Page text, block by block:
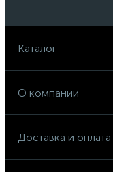
Каталог
О компании
Доставка и оплата